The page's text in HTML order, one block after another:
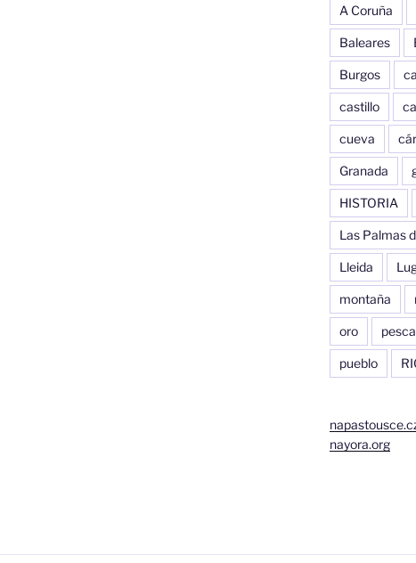
A Coruña
Baleares
Burgos
castillo
cueva
Granada
HISTORIA
Las Palmas
Lleida
montaña
oro pesca
pueblo
nayora.org